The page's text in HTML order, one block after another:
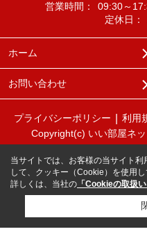
営業時間：
09:30～
定休日：
ホーム
お問い合わせ
プライバシーポリシー 利用
Copyright(c) いい部屋ネ
当サイトでは、お客様の当サイト
して、クッキー（Cookie）を使用し
詳しくは、当社の 「Cookieの取扱